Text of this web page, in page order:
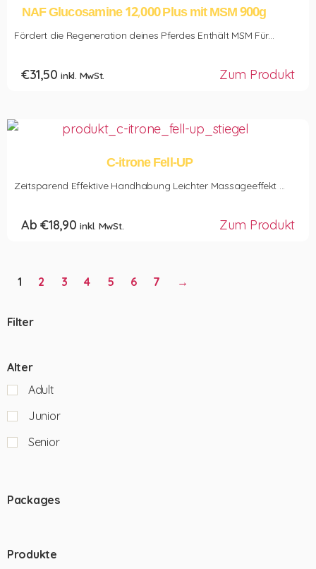
Filter
Alter
Adult
Junior
Senior
Packages
Produkte
NAF Glucosamine 12,000 Plus mit MSM 900g
Fördert die Regeneration deines Pferdes Enthält MSM Für...
€31,50 inkl. MwSt. Zum Produkt
C-itrone Fell-UP
Zeitsparend Effektive Handhabung Leichter Massageeffekt ...
Ab€18,90 inkl. MwSt. Zum Produkt
1 2 3 4 5 6 7 →